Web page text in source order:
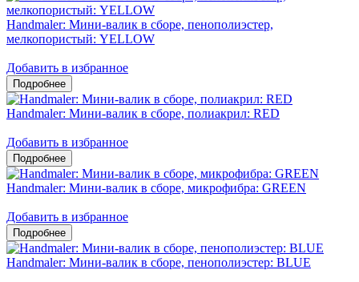
Handmaler: Мини-валик в сборе, пенополиэстер,
мелкопористый: YELLOW
Добавить в избранное
Handmaler: Мини-валик в сборе, полиакрил: RED
Добавить в избранное
Handmaler: Мини-валик в сборе, микрофибра: GREEN
Добавить в избранное
Handmaler: Мини-валик в сборе, пенополиэстер: BLUE